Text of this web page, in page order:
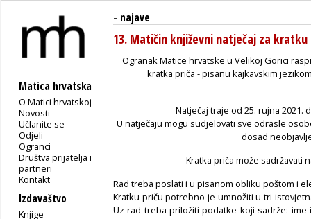
Matica hrvatska
O Matici hrvatskoj
Novosti
Učlanite se
Odjeli
Ogranci
Društva prijatelja i
partneri
Kontakt
Izdavaštvo
Knjige
- najave
13. Matičin književni natječaj za kratku
Ogranak Matice hrvatske u Velikoj Gorici
kratka priča - pisanu kajkavskim
Natječaj traje od 25. rujna 2021.
U natječaju mogu sudjelovati sve odrasle
dosad
Kratka priča može sadržavati
Rad treba poslati i u pisanom obliku poštom i
Kratku priču potrebno je umnožiti u tri
Uz rad treba priložiti podatke koji sadrže: